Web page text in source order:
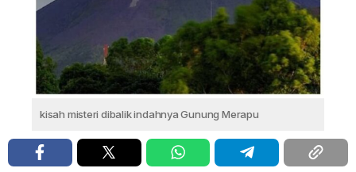
kisah misteri dibalik indahnya Gunung Merapu